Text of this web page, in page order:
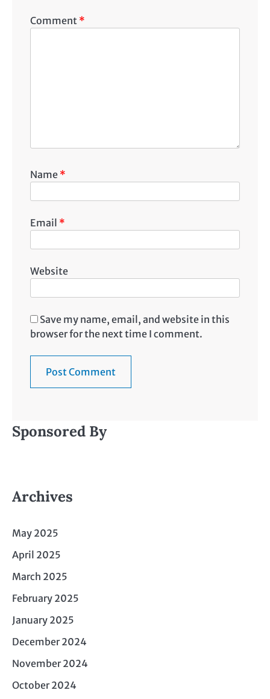
Comment *
Name *
Email *
Website
Save my name, email, and website in this
browser for the next time I comment.
Sponsored By
Archives
May 2025
April 2025
March 2025
February 2025
January 2025
December 2024
November 2024
October 2024